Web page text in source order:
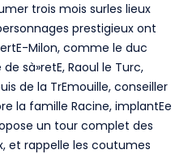
trois mois surles lieux
prestigieux ont
Milon, comme le duc
sà»retE, Raoul le Turc,
de la TrEmouille, conseiller
la famille Racine, implantEe
un tour complet des
et rappelle les coutumes